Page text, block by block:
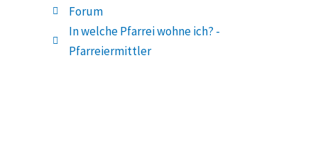
Forum
In welche Pfarrei wohne ich? -
Pfarreiermittler